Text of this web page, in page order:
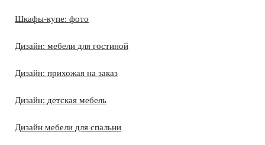
Шкафы-купе: фото
Дизайн: мебели для гостиной
Дизайн: прихожая на заказ
Дизайн: детская мебель
Дизайн мебели для спальни